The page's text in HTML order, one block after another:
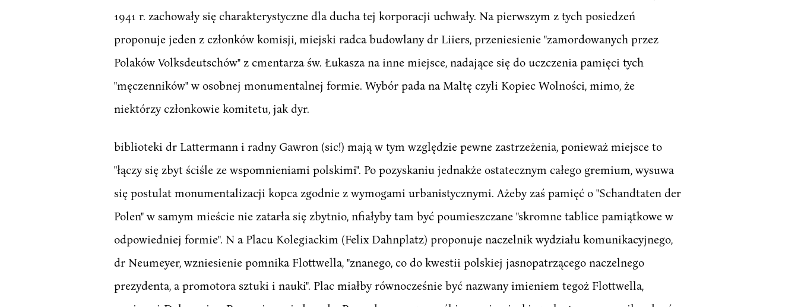
1941 r. zachowały się charakterystyczne dla ducha tej korporacji uchwały. Na pierwszym z tych posiedzeń
proponuje jeden z członków komisji, miejski radca budowlany dr Liiers, przeniesienie "zamordowanych przez
Polaków Volksdeutschów" z cmentarza św. Łukasza na inne miejsce, nadające się do uczczenia pamięci tych
"męczenników" w osobnej monumentalnej formie. Wybór pada na Maltę czyli Kopiec Wolności, mimo, że
niektórzy członkowie komitetu, jak dyr.
biblioteki dr Lattermann i radny Gawron (sic!) mają w tym względzie pewne zastrzeżenia, ponieważ miejsce to
"łączy się zbyt ściśle ze wspomnieniami polskimi". Po pozyskaniu jednakże ostatecznym całego gremium, wysuwa
się postulat monumentalizacji kopca zgodnie z wymogami urbanistycznymi. Ażeby zaś pamięć o "Schandtaten der
Polen" w samym mieście nie zatarła się zbytnio, nfiałyby tam być poumieszczane "skromne tablice pamiątkowe w
odpowiedniej formie". N a Placu Kolegiackim (Felix Dahnplatz) proponuje naczelnik wydziału komunikacyjnego,
dr Neumeyer, wzniesienie pomnika Flottwella, "znanego, co do kwestii polskiej jasnopatrzącego naczelnego
prezydenta, a promotora sztuki i nauki". Plac miałby równocześnie być nazwany imieniem tegoż Flottwella,